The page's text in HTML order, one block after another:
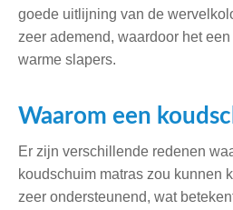
goede uitlijning van de
zeer ademend, waardoor het
warme slapers.
Waarom een
Er zijn verschillende redenen
koudschuim matras zou kunnen
zeer ondersteunend, wat